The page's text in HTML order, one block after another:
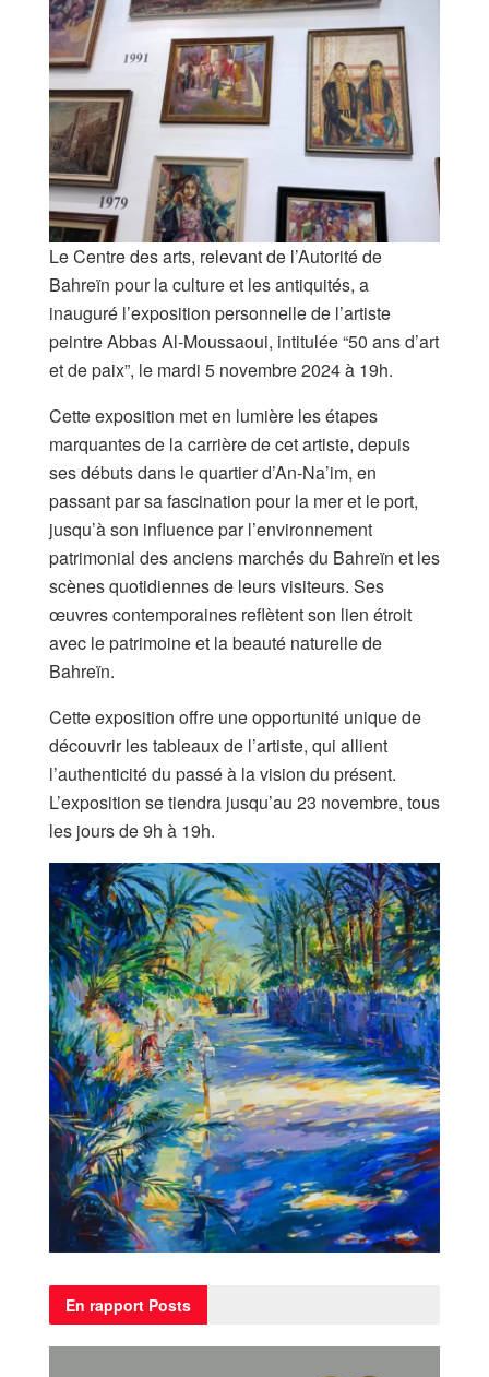
Le Centre des arts, relevant de l’Autorité de
Bahreïn pour la culture et les antiquités, a
inauguré l’exposition personnelle de l’artiste
peintre Abbas Al-Moussaoui, intitulée “50 ans d’art
et de paix”, le mardi 5 novembre 2024 à 19h.
Cette exposition met en lumière les étapes
marquantes de la carrière de cet artiste, depuis
ses débuts dans le quartier d’An-Na’im, en
passant par sa fascination pour la mer et le port,
jusqu’à son influence par l’environnement
patrimonial des anciens marchés du Bahreïn et les
scènes quotidiennes de leurs visiteurs. Ses
œuvres contemporaines reflètent son lien étroit
avec le patrimoine et la beauté naturelle de
Bahreïn.
Cette exposition offre une opportunité unique de
découvrir les tableaux de l’artiste, qui allient
l’authenticité du passé à la vision du présent.
L’exposition se tiendra jusqu’au 23 novembre, tous
les jours de 9h à 19h.
En rapport Posts